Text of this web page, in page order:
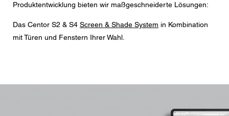
Produktentwicklung bieten wir maßgeschneiderte Lösungen:
Das Centor S2 & S4 Screen & Shade System in Kombination
mit Türen und Fenstern Ihrer Wahl.
CAPTCHA
Besucher sind und verhindert automatisches Spamming.